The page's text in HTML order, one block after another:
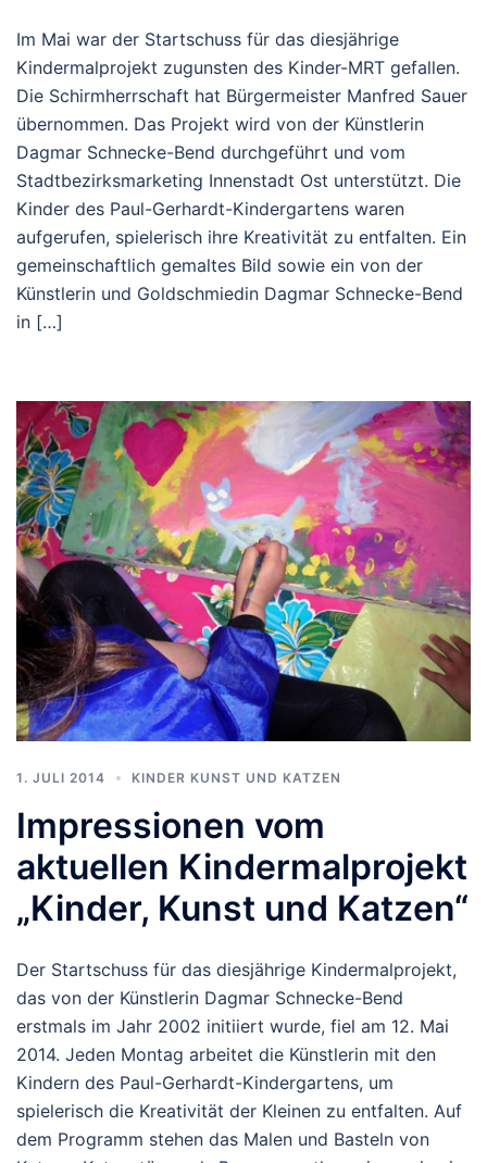
Im Mai war der Startschuss für das diesjährige
Kindermalprojekt zugunsten des Kinder-MRT gefallen.
Die Schirmherrschaft hat Bürgermeister Manfred Sauer
übernommen. Das Projekt wird von der Künstlerin
Dagmar Schnecke-Bend durchgeführt und vom
Stadtbezirksmarketing Innenstadt Ost unterstützt. Die
Kinder des Paul-Gerhardt-Kindergartens waren
aufgerufen, spielerisch ihre Kreativität zu entfalten. Ein
gemeinschaftlich gemaltes Bild sowie ein von der
Künstlerin und Goldschmiedin Dagmar Schnecke-Bend
in […]
1. JULI 2014 KINDER KUNST UND KATZEN
Impressionen vom
aktuellen Kindermalprojekt
„Kinder, Kunst und Katzen“
Der Startschuss für das diesjährige Kindermalprojekt,
das von der Künstlerin Dagmar Schnecke-Bend
erstmals im Jahr 2002 initiiert wurde, fiel am 12. Mai
2014. Jeden Montag arbeitet die Künstlerin mit den
Kindern des Paul-Gerhardt-Kindergartens, um
spielerisch die Kreativität der Kleinen zu entfalten. Auf
dem Programm stehen das Malen und Basteln von